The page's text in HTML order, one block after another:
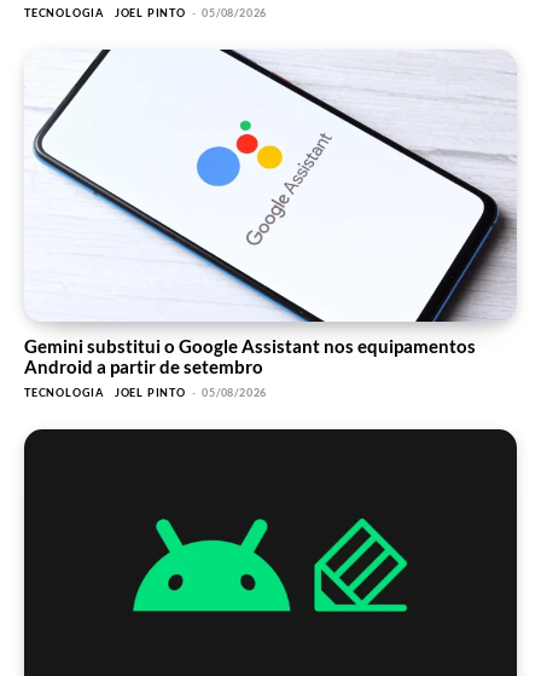
TECNOLOGIA JOEL PINTO - 05/08/2026
Gemini substitui o Google Assistant nos equipamentos
Android a partir de setembro
TECNOLOGIA JOEL PINTO - 05/08/2026